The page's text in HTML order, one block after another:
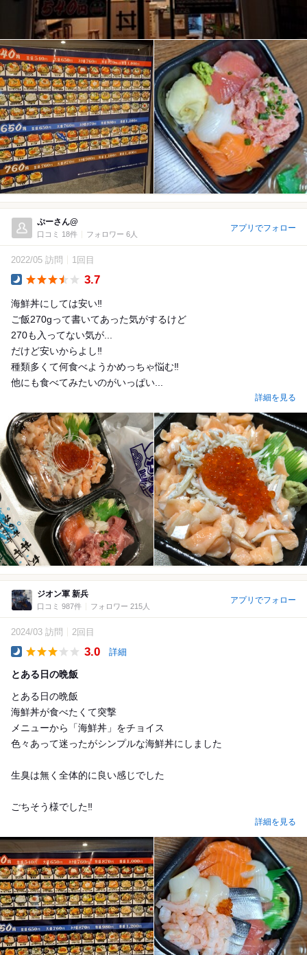
ぷーさん@
口コミ 18件 フォロワー 6人
アプリでフォロー
2022/05 訪問 1回目
3.7
海鮮丼にしては安い‼︎
ご飯270gって書いてあった気がするけど
270も入ってない気が...
だけど安いからよし‼︎
種類多くて何食べようかめっちゃ悩む‼︎
他にも食べてみたいのがいっぱい...
詳細を見る
ジオン軍 新兵
口コミ 987件 フォロワー 215人
アプリでフォロー
2024/03 訪問 2回目
3.0 詳細
とある日の晩飯
とある日の晩飯
海鮮丼が食べたくて突撃
メニューから「海鮮丼」をチョイス
色々あって迷ったがシンプルな海鮮丼にしました
生臭は無く全体的に良い感じでした
ごちそう様でした‼️
詳細を見る